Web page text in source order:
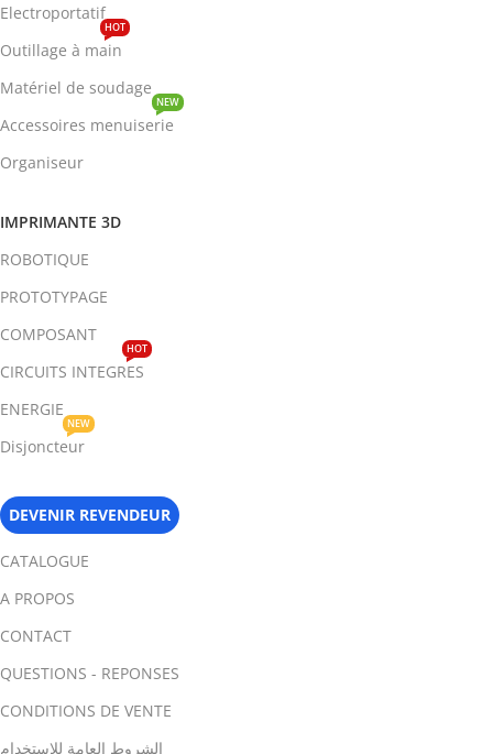
Electroportatif
Outillage à main
HOT
Matériel de soudage
Accessoires menuiserie
NEW
Organiseur
IMPRIMANTE 3D
ROBOTIQUE
PROTOTYPAGE
COMPOSANT
CIRCUITS INTEGRES
HOT
ENERGIE
Disjoncteur
NEW
DEVENIR REVENDEUR
CATALOGUE
A PROPOS
CONTACT
QUESTIONS - REPONSES
CONDITIONS DE VENTE
الشروط العامة للاستخدام